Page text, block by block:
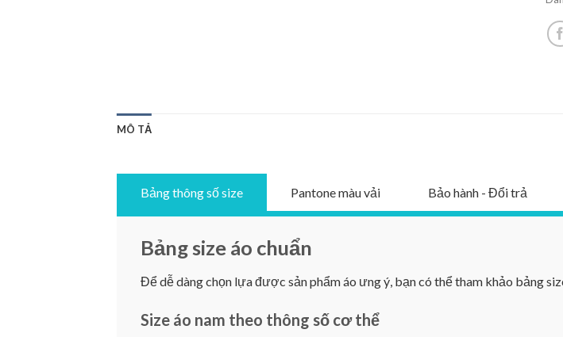
MÔ TẢ
Bảng thông số size Pantone màu vải Bảo hành - Đổi trả
Bảng size áo chuẩn
Để dễ dàng chọn lựa được sản phẩm áo ưng ý, bạn có thể tham khảo bảng
Size áo nam theo thông số cơ thể